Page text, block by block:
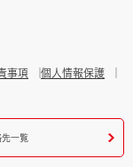
事項
個人情報保護
先一覧